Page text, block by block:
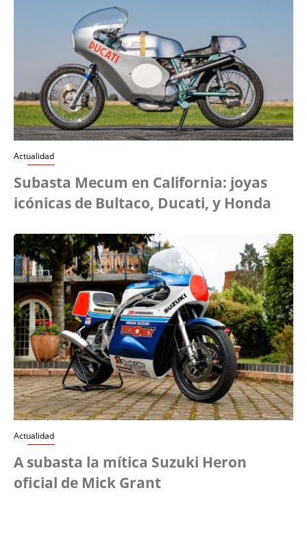
Actualidad
Subasta Mecum en California: joyas
icónicas de Bultaco, Ducati, y Honda
Actualidad
A subasta la mítica Suzuki Heron
oficial de Mick Grant